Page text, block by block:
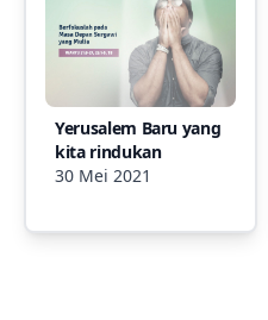
Yerusalem Baru yang
kita rindukan
30 Mei 2021